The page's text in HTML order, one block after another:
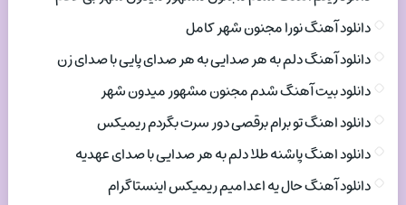
دانلود آهنگ نورا مجنون شهر کامل
دانلود آهنگ دلم به هر صدایی به هر صدای پایی با صدای زن
دانلود بیت آهنگ شدم مجنون مشهور میدون شهر
دانلود اهنگ تو برام برقصی دور سرت بگردم ریمیکس
دانلود اهنگ پاشنه طلا دلم به هر صدایی با صدای عهدیه
دانلود آهنگ حال یه اعدامیم ریمیکس اینستاگرام